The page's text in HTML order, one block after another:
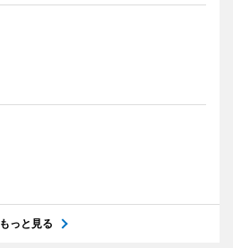
もっと見る